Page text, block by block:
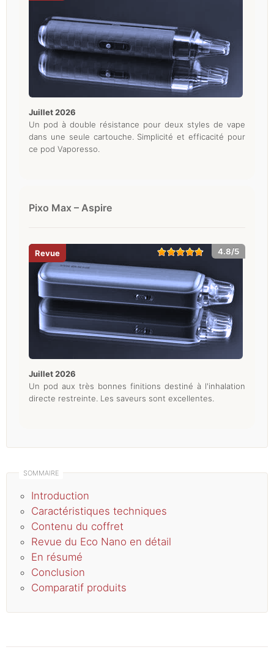
juillet 2026
Un pod à double résistance pour deux styles de vape
dans une seule cartouche. Simplicité et efficacité pour
ce pod Vaporesso.
Pixo Max – Aspire
4.8/5
juillet 2026
Un pod aux très bonnes finitions destiné à l'inhalation
directe restreinte. Les saveurs sont excellentes.
Introduction
Caractéristiques techniques
Contenu du coffret
Revue du Eco Nano en détail
En résumé
Conclusion
Comparatif produits